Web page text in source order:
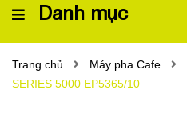
Danh mục
Trang chủ Máy pha Cafe
SERIES 5000 EP5365/10